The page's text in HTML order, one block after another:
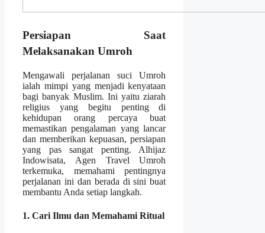
Persiapan Saat
Melaksanakan Umroh
Mengawali perjalanan suci Umroh
ialah mimpi yang menjadi kenyataan
bagi banyak Muslim. Ini yaitu ziarah
religius yang begitu penting di
kehidupan orang percaya buat
memastikan pengalaman yang lancar
dan memberikan kepuasan, persiapan
yang pas sangat penting. Alhijaz
Indowisata, Agen Travel Umroh
terkemuka, memahami pentingnya
perjalanan ini dan berada di sini buat
membantu Anda setiap langkah.
1. Cari Ilmu dan Memahami Ritual